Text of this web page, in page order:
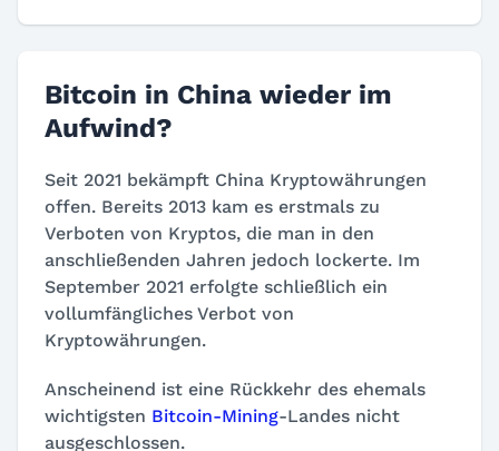
Bitcoin in China wieder im
Aufwind?
Seit 2021 bekämpft China Kryptowährungen
offen. Bereits 2013 kam es erstmals zu
Verboten von Kryptos, die man in den
anschließenden Jahren jedoch lockerte. Im
September 2021 erfolgte schließlich ein
vollumfängliches Verbot von
Kryptowährungen.
Anscheinend ist eine Rückkehr des ehemals
wichtigsten Bitcoin-Mining-Landes nicht
ausgeschlossen.